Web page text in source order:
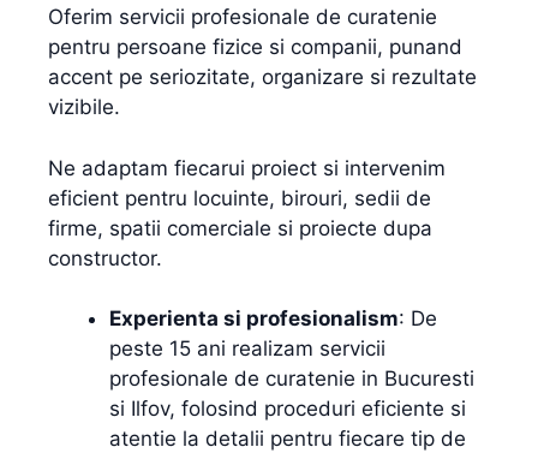
Oferim servicii profesionale de curatenie
pentru persoane fizice si companii, punand
accent pe seriozitate, organizare si rezultate
vizibile.
Ne adaptam fiecarui proiect si intervenim
eficient pentru locuinte, birouri, sedii de
firme, spatii comerciale si proiecte dupa
constructor.
Experienta si profesionalism: De
peste 15 ani realizam servicii
profesionale de curatenie in Bucuresti
si Ilfov, folosind proceduri eficiente si
atentie la detalii pentru fiecare tip de